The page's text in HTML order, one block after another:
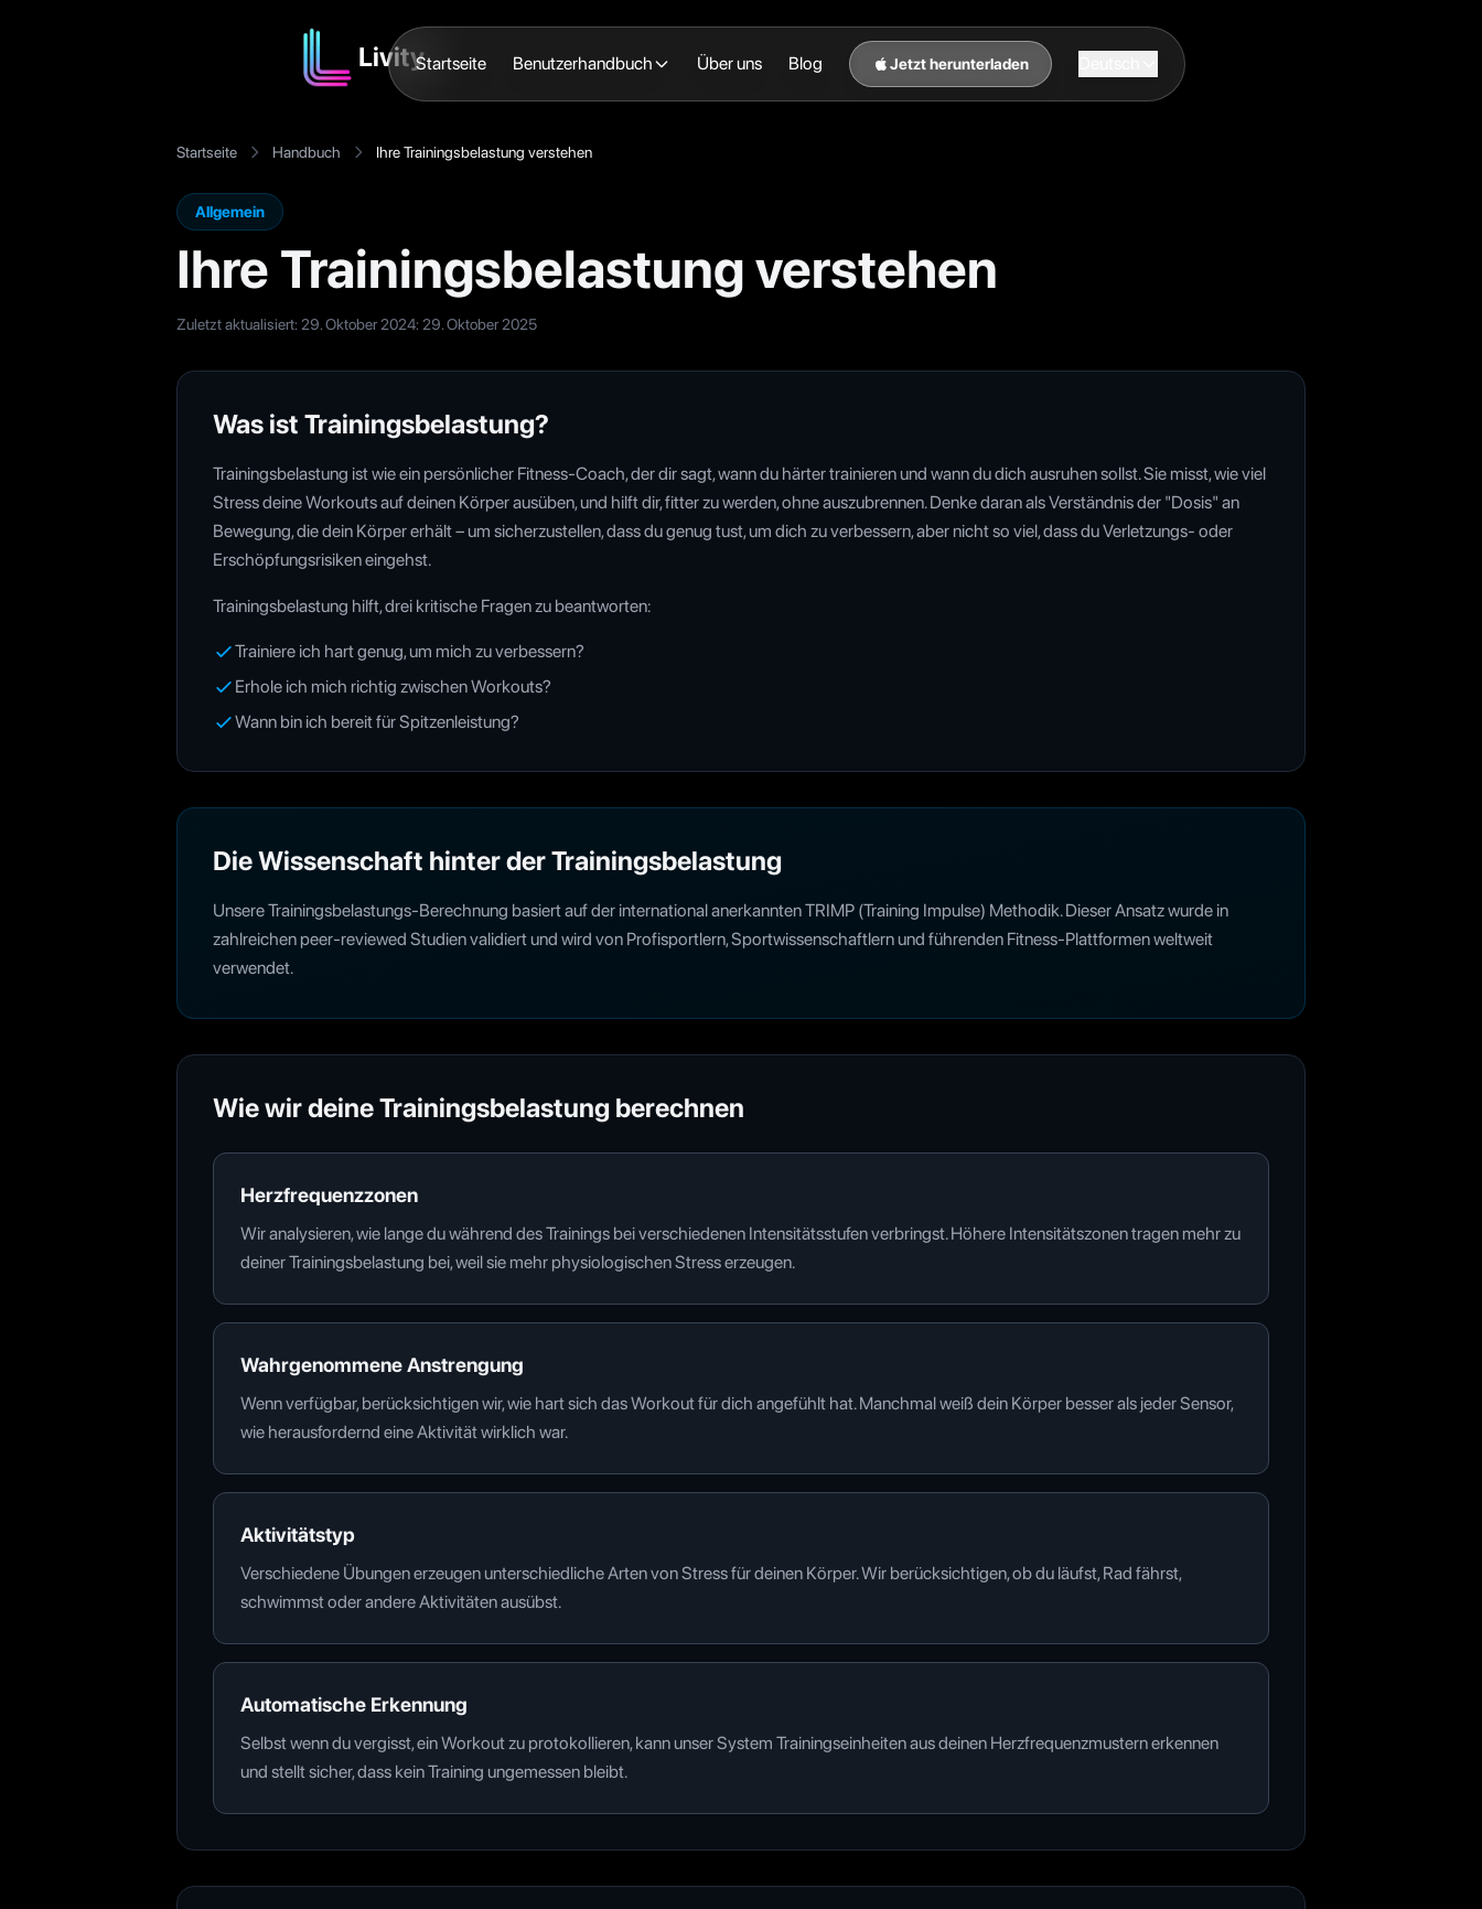
LivityStartseite Benutzerhandbuch Über uns Blog Jetzt herunterladen
Startseite Handbuch Ihre Trainingsbelastung verstehen
Allgemein
Ihre Trainingsbelastung verstehen
Zuletzt aktualisiert: 29. Oktober 2024: 29. Oktober 2025
Was ist Trainingsbelastung?
Trainingsbelastung ist wie ein persönlicher Fitness-Coach, der dir sagt, wann du härter trainieren und wann du dich ausruhen sollst. Sie misst, wie viel
Stress deine Workouts auf deinen Körper ausüben, und hilft dir, fitter zu werden, ohne auszubrennen. Denke daran als Verständnis der "Dosis" an
Bewegung, die dein Körper erhält – um sicherzustellen, dass du genug tust, um dich zu verbessern, aber nicht so viel, dass du Verletzungs- oder
Erschöpfungsrisiken eingehst.
Trainingsbelastung hilft, drei kritische Fragen zu beantworten:
Trainiere ich hart genug, um mich zu verbessern?
Erhole ich mich richtig zwischen Workouts?
Wann bin ich bereit für Spitzenleistung?
Die Wissenschaft hinter der Trainingsbelastung
Unsere Trainingsbelastungs-Berechnung basiert auf der international anerkannten TRIMP (Training Impulse) Methodik. Dieser Ansatz wurde in
zahlreichen peer-reviewed Studien validiert und wird von Profisportlern, Sportwissenschaftlern und führenden Fitness-Plattformen weltweit
verwendet.
Wie wir deine Trainingsbelastung berechnen
Herzfrequenzzonen
Wir analysieren, wie lange du während des Trainings bei verschiedenen Intensitätsstufen verbringst. Höhere Intensitätszonen tragen mehr zu
deiner Trainingsbelastung bei, weil sie mehr physiologischen Stress erzeugen.
Wahrgenommene Anstrengung
Wenn verfügbar, berücksichtigen wir, wie hart sich das Workout für dich angefühlt hat. Manchmal weiß dein Körper besser als jeder Sensor,
wie herausfordernd eine Aktivität wirklich war.
Aktivitätstyp
Verschiedene Übungen erzeugen unterschiedliche Arten von Stress für deinen Körper. Wir berücksichtigen, ob du läufst, Rad fährst,
schwimmst oder andere Aktivitäten ausübst.
Automatische Erkennung
Selbst wenn du vergisst, ein Workout zu protokollieren, kann unser System Trainingseinheiten aus deinen Herzfrequenzmustern erkennen
und stellt sicher, dass kein Training ungemessen bleibt.